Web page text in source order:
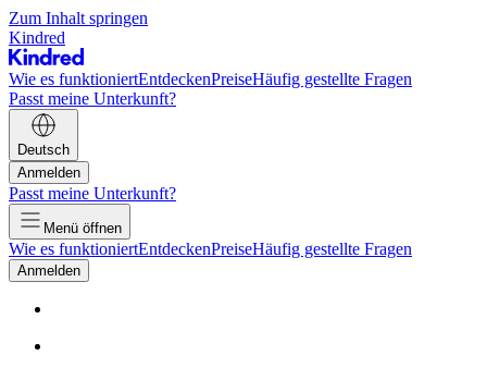
Zum Inhalt springen
Kindred
Wie es funktioniertEntdeckenPreiseHäufig gestellte Fragen
Passt meine Unterkunft?
Deutsch
Anmelden
Passt meine Unterkunft?
Menü öffnen
Wie es funktioniertEntdeckenPreiseHäufig gestellte Fragen
Anmelden